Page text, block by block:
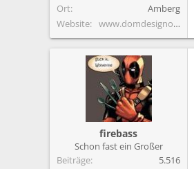
Ort
Amberg
Website
www.domdesignonline.de
firebass
Schon fast ein Großer
Beiträge
5.516